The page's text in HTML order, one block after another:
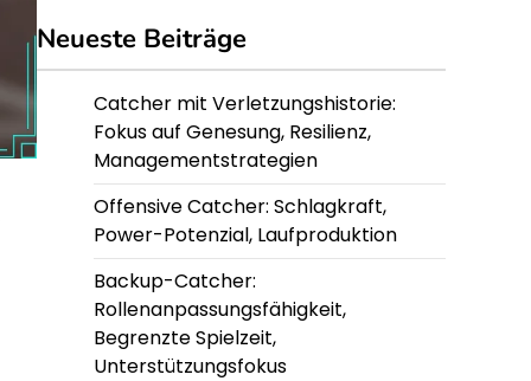
Neueste Beiträge
Catcher mit Verletzungshistorie:
Fokus auf Genesung, Resilienz,
Managementstrategien
Offensive Catcher: Schlagkraft,
Power-Potenzial, Laufproduktion
Backup-Catcher:
Rollenanpassungsfähigkeit,
Begrenzte Spielzeit,
Unterstützungsfokus